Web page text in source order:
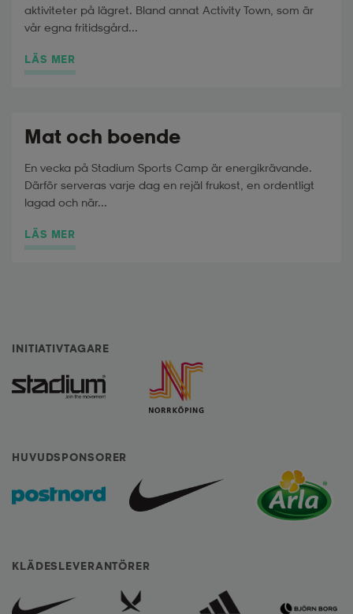
aktiviteter på lägret. Bland annat Activity Town, som är
vår egna fritidsgård...
LÄS MER
Mat och boende
En vecka på Stadium Sports Camp är energikrävande.
Därför serveras varje dag en rejäl frukost, en ordentligt
lagad och när...
LÄS MER
INITIATIVTAGARE
HUVUDSPONSORER
KLÄDESLEVERANTÖRER